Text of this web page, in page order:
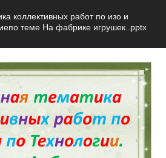
коллективных работ по изо и
теме На фабрике игрушек..pptx